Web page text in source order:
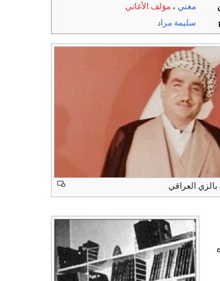
مغني ، مؤلف الأغاني
سليمة مراد
العراقي